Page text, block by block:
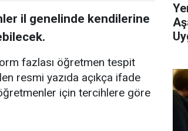
il genelinde kendilerine
fazlası öğretmen tespit
resmi yazıda açıkça ifade
için tercihlere göre